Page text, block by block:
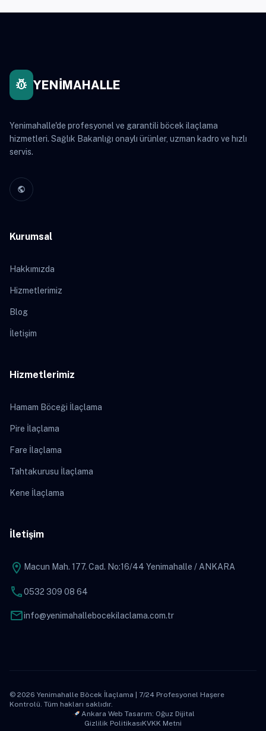
pest_control YENİMAHALLE
Yenimahalle'de profesyonel ve garantili böcek ilaçlama
hizmetleri. Sağlık Bakanlığı onaylı ürünler, uzman kadro ve hızlı
servis.
public
Kurumsal
Hakkımızda
Hizmetlerimiz
Blog
İletişim
Hizmetlerimiz
Hamam Böceği İlaçlama
Pire İlaçlama
Fare İlaçlama
Tahtakurusu İlaçlama
Kene İlaçlama
İletişim
location_on Macun Mah. 177. Cad. No:16/44 Yenimahalle / ANKARA
phone0532 309 08 64
mailinfo@yenimahallebocekilaclama.com.tr
© 2026 Yenimahalle Böcek İlaçlama | 7/24 Profesyonel Haşere
Kontrolü. Tüm hakları saklıdır.
Ankara Web Tasarım: Oğuz Dijital
Gizlilik PolitikasıKVKK Metni